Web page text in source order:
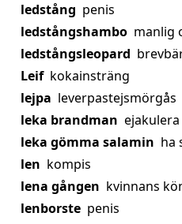
ledstång penis
ledstångshambo manlig
ledstångsleopard
Leif kokainsträng
lejpa leverpastejsmörgås
leka brandman ejakulera
leka gömma salamin ha
len kompis
lena gången kvinnans
lenborste penis